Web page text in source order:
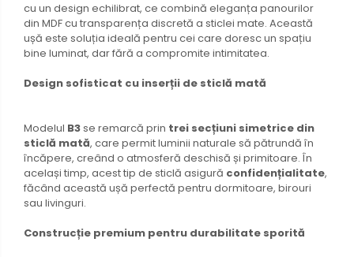
cu un design echilibrat, ce combină eleganța panourilor
din MDF cu transparența discretă a sticlei mate. Această
ușă este soluția ideală pentru cei care doresc un spațiu
bine luminat, dar fără a compromite intimitatea.
Design sofisticat cu inserții de sticlă mată
Modelul B3se remarcă prin trei secțiuni simetrice din
sticlă mată, care permit luminii naturale să pătrundă în
încăpere, creând o atmosferă deschisă și primitoare. În
același timp, acest tip de sticlă asigură confidențialitate,
făcând această ușă perfectă pentru dormitoare, birouri
sau livinguri.
Construcție premium pentru durabilitate sporită